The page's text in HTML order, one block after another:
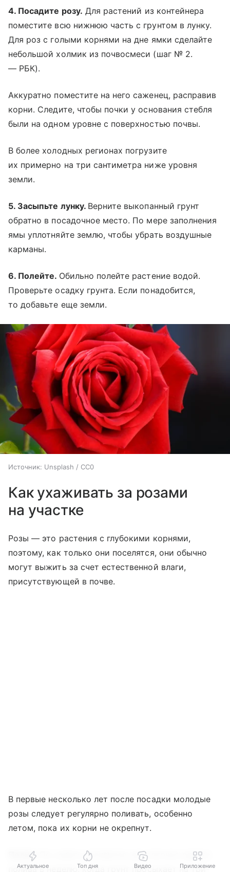
4. Посадите розу. Для растений из контейнера
поместите всю нижнюю часть с грунтом в лунку.
Для роз с голыми корнями на дне ямки сделайте
небольшой холмик из почвосмеси (шаг № 2.
— РБК).
Аккуратно поместите на него саженец, расправив
корни. Следите, чтобы почки у основания стебля
были на одном уровне с поверхностью почвы.
В более холодных регионах погрузите
их примерно на три сантиметра ниже уровня
земли.
5. Засыпьте лунку. Верните выкопанный грунт
обратно в посадочное место. По мере заполнения
ямы уплотняйте землю, чтобы убрать воздушные
карманы.
6. Полейте. Обильно полейте растение водой.
Проверьте осадку грунта. Если понадобится,
то добавьте еще земли.
Источник: Unsplash / CC0
Как ухаживать за розами
на участке
Розы — это растения с глубокими корнями,
поэтому, как только они поселятся, они обычно
могут выжить за счет естественной влаги,
присутствующей в почве.
В первые несколько лет после посадки молодые
розы следует регулярно поливать, особенно
летом, пока их корни не окрепнут.
Полив. По совету экспертов, достаточно одного
полива в неделю, когда грунт просыхает на три-
Актуальное Топ дня Видео Приложение